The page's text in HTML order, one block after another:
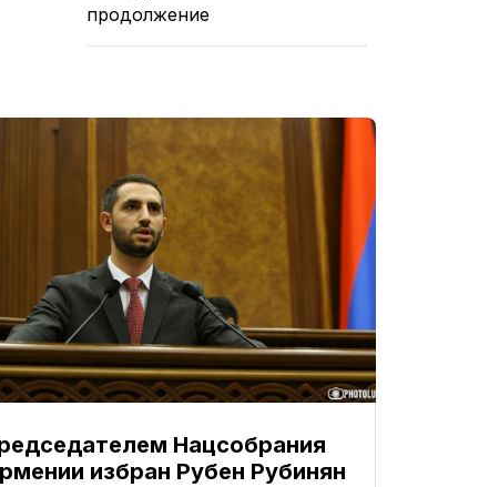
продолжение
Нацсобрания
избран Рубен Рубинян